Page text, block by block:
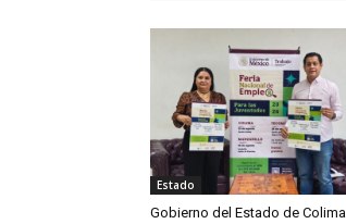
Estado
Gobierno del Estado de Colima